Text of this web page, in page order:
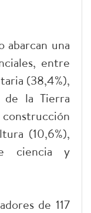
abarcan una
entre
(38,4%),
de la Tierra
(10,6%),
ciencia y
de 117